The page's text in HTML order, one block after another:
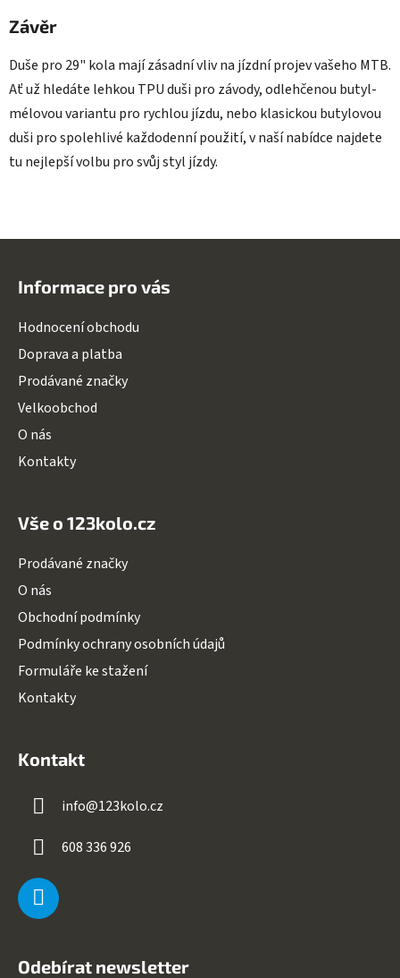
Závěr
Duše pro 29" kola mají zásadní vliv na jízdní projev vašeho MTB.
Ať už hledáte lehkou TPU duši pro závody, odlehčenou butyl-
mélovou variantu pro rychlou jízdu, nebo klasickou butylovou
duši pro spolehlivé každodenní použití, v naší nabídce najdete
tu nejlepší volbu pro svůj styl jízdy.
Informace pro vás
Hodnocení obchodu
Doprava a platba
Prodávané značky
Velkoobchod
O nás
Kontakty
Vše o 123kolo.cz
Prodávané značky
O nás
Obchodní podmínky
Podmínky ochrany osobních údajů
Formuláře ke stažení
Kontakty
Kontakt
info@123kolo.cz
608 336 926
Odebírat newsletter